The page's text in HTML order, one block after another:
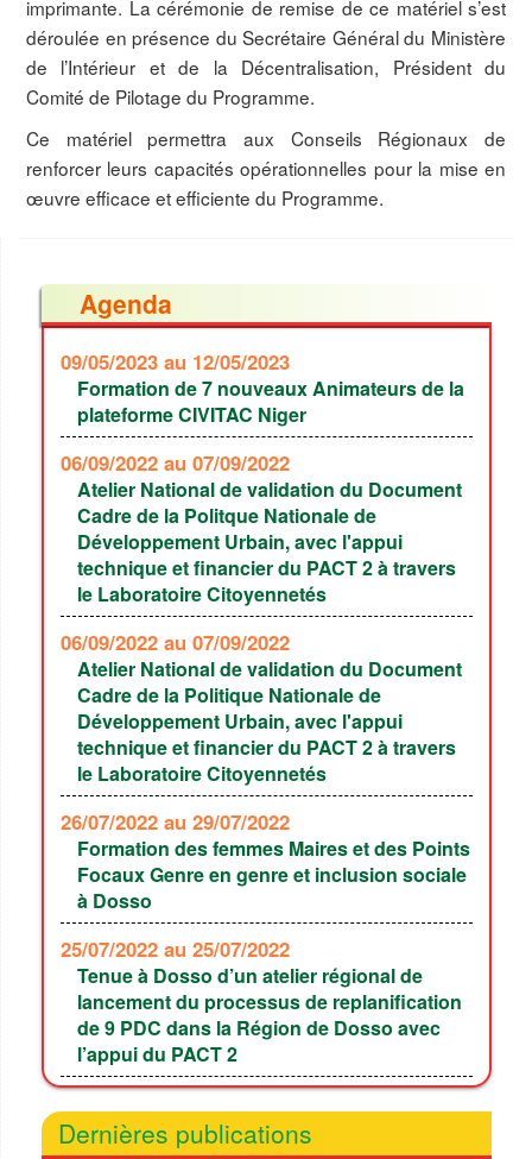
imprimante. La cérémonie de remise de ce matériel s’est
déroulée en présence du Secrétaire Général du Ministère
de l’Intérieur et de la Décentralisation, Président du
Comité de Pilotage du Programme.
Ce matériel permettra aux Conseils Régionaux de
renforcer leurs capacités opérationnelles pour la mise en
œuvre efficace et efficiente du Programme.
Agenda
09/05/2023 au 12/05/2023
Formation de 7 nouveaux Animateurs de la
plateforme CIVITAC Niger
06/09/2022 au 07/09/2022
Atelier National de validation du Document
Cadre de la Politque Nationale de
Développement Urbain, avec l'appui
technique et financier du PACT 2 à travers
le Laboratoire Citoyennetés
06/09/2022 au 07/09/2022
Atelier National de validation du Document
Cadre de la Politique Nationale de
Développement Urbain, avec l'appui
technique et financier du PACT 2 à travers
le Laboratoire Citoyennetés
26/07/2022 au 29/07/2022
Formation des femmes Maires et des Points
Focaux Genre en genre et inclusion sociale
à Dosso
25/07/2022 au 25/07/2022
Tenue à Dosso d’un atelier régional de
lancement du processus de replanification
de 9 PDC dans la Région de Dosso avec
l’appui du PACT 2
Dernières publications